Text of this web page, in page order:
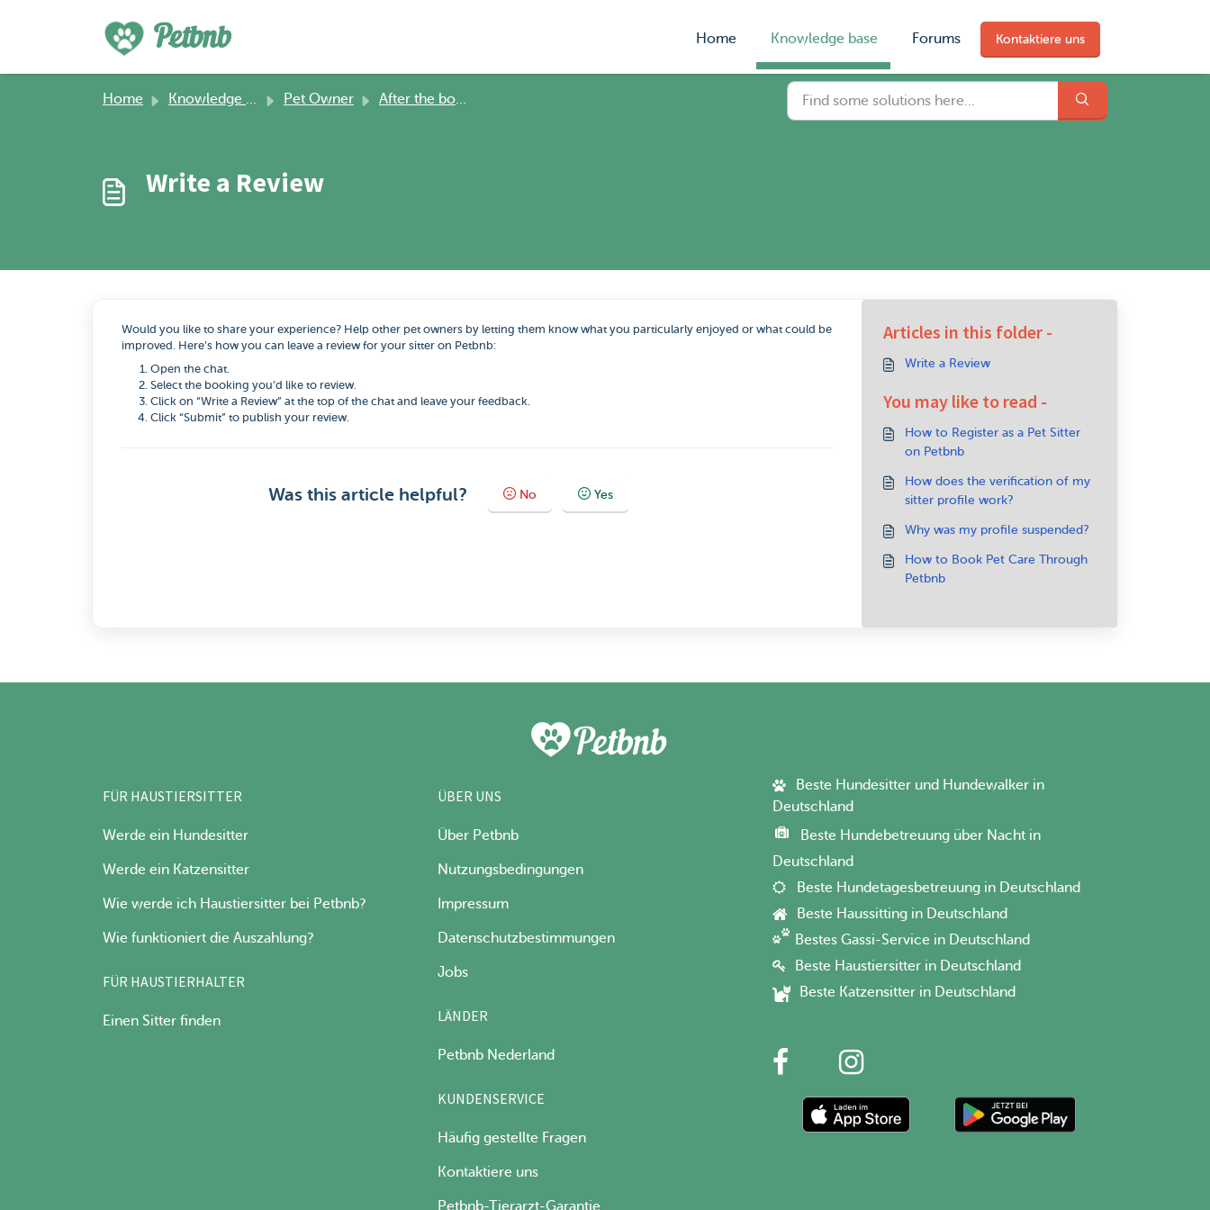
Petbnb Home Knowledge base Forums Kontaktiere uns
Home Knowledge base Pet Owner After the booking
Write a Review
Would you like to share your experience? Help other pet owners by letting them know what you particularly enjoyed or what could be
improved. Here’s how you can leave a review for your sitter on Petbnb:
Open the chat.
Select the booking you’d like to review.
Click on “Write a Review” at the top of the chat and leave your feedback.
Click “Submit” to publish your review.
Was this article helpful? No Yes
Articles in this folder -
Write a Review
You may like to read -
How to Register as a Pet Sitter
on Petbnb
How does the verification of my
sitter profile work?
Why was my profile suspended?
How to Book Pet Care Through
Petbnb
FÜR HAUSTIERSITTER
Werde ein Hundesitter
Werde ein Katzensitter
Wie werde ich Haustiersitter bei Petbnb?
Wie funktioniert die Auszahlung?
FÜR HAUSTIERHALTER
Einen Sitter finden
ÜBER UNS
Über Petbnb
Nutzungsbedingungen
Impressum
Datenschutzbestimmungen
Jobs
LÄNDER
Petbnb Nederland
KUNDENSERVICE
Häufig gestellte Fragen
Kontaktiere uns
Petbnb-Tierarzt-Garantie
Beste Hundesitter und Hundewalker in
Deutschland
Beste Hundebetreuung über Nacht in
Deutschland
Beste Hundetagesbetreuung in Deutschland
Beste Haussitting in Deutschland
Bestes Gassi-Service in Deutschland
Beste Haustiersitter in Deutschland
Beste Katzensitter in Deutschland